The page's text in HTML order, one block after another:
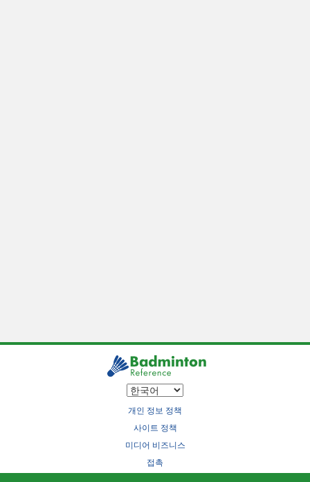
개인 정보 정책
사이트 정책
미디어 비즈니스
접촉